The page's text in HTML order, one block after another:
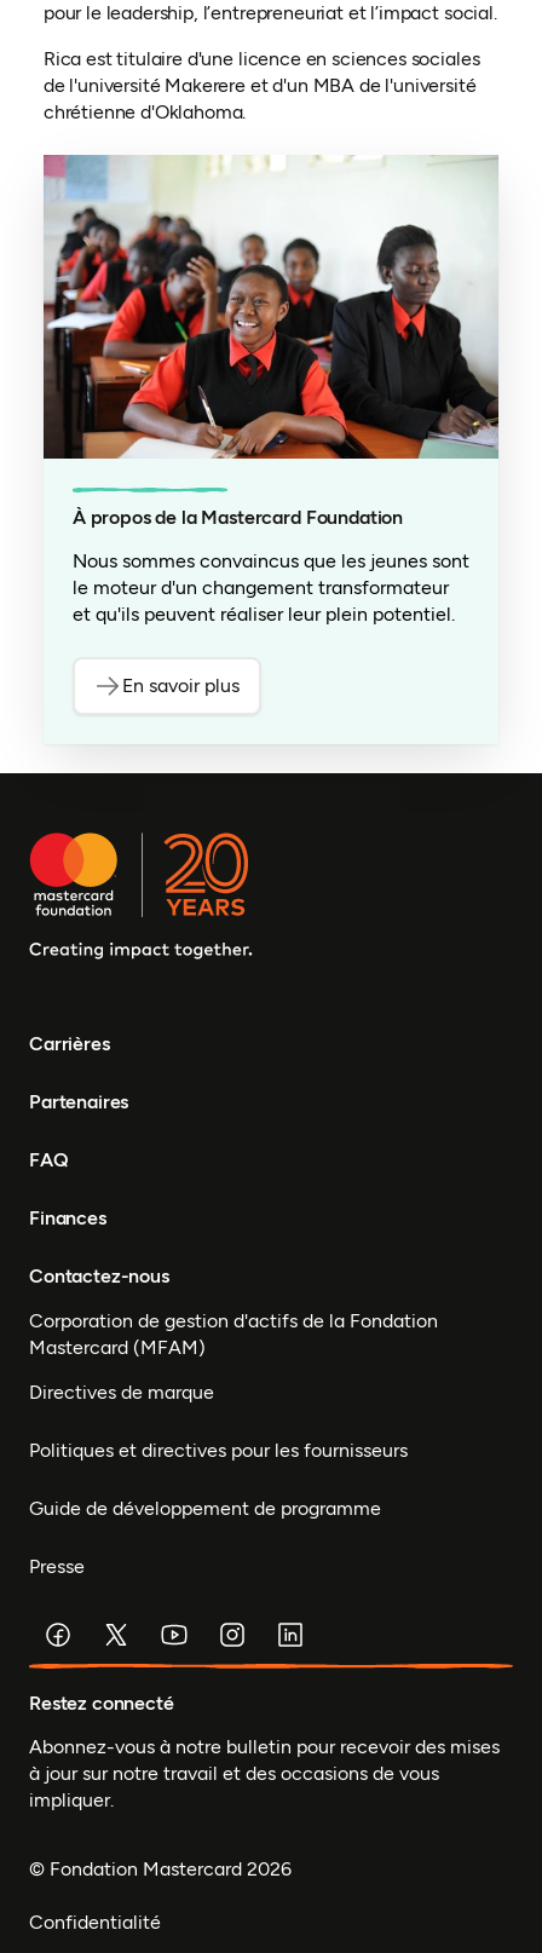
pour le leadership, l’entrepreneuriat et l’impact social.
Rica est titulaire d'une licence en sciences sociales
de l'université Makerere et d'un MBA de l'université
chrétienne d'Oklahoma.
À propos de la Mastercard Foundation
Nous sommes convaincus que les jeunes sont
le moteur d'un changement transformateur
et qu'ils peuvent réaliser leur plein potentiel.
En savoir plus
Carrières
Partenaires
FAQ
Finances
Contactez-nous
Corporation de gestion d'actifs de la Fondation
Mastercard (MFAM)
Directives de marque
Politiques et directives pour les fournisseurs
Guide de développement de programme
Presse
Restez connecté
Abonnez-vous à notre bulletin pour recevoir des mises
à jour sur notre travail et des occasions de vous
impliquer.
© Fondation Mastercard 2026
Confidentialité